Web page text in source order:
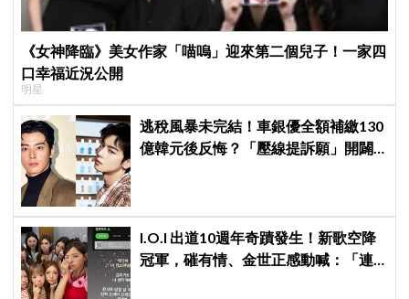
《女神降臨》美女作家「喵嗚」迎來第二個兒子！一家四
口幸福近況公開
明星
逃稅風暴未完結！車銀優全額補繳130
億韓元後反悔？「壓線提訴願」開闢
I.O.I 出道10週年奇蹟發生！新歌空降
冠軍，磪有情、金世正感動喊：「連